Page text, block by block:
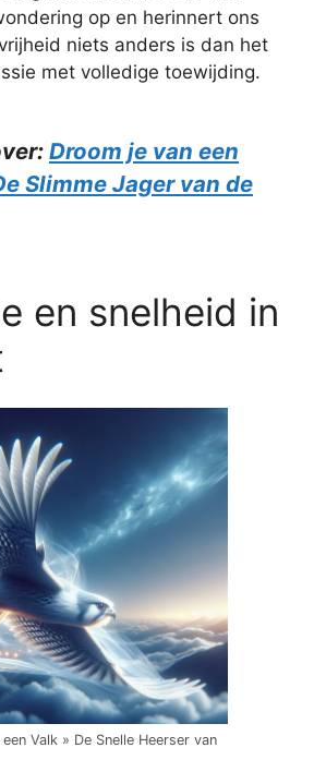
op en herinnert ons
niets anders is dan het
met volledige toewijding.
Droom je van een
Slimme Jager van de
en snelheid in
Valk » De Snelle Heerser van